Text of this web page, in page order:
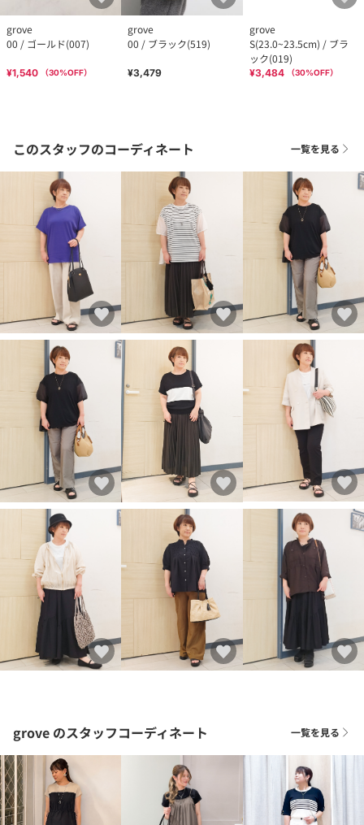
grove
00 / ゴールド(007)
¥1,540 （30%OFF）
grove
00 / ブラック(519)
¥3,479
grove
S(23.0~23.5cm) / ブラ
ック(019)
¥3,484 （30%OFF）
このスタッフのコーディネート 一覧を見る
grove のスタッフコーディネート 一覧を見る